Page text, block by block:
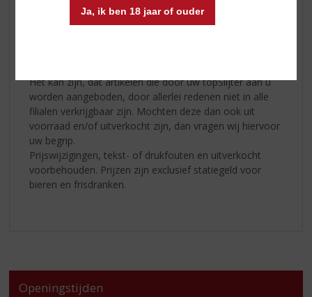
Ja, ik ben 18 jaar of ouder
internet, CD-ROM of op welke andere wijze dan ook,
zonder voorafgaande schriftelijke toestemming van de
Het kan zijn, dat artikelen die door úw topSlijter aan u
worden aangeboden, door allerlei redenen niet in alle
filialen verkrijgbaar zijn. Mochten deze dan ook uit
voorraad en/of uitverkocht zijn, dan vragen wij hiervoor
uw begrip.
Prijswijzigingen, tekst- of drukfouten en uitverkocht
voorbehouden. Prijzen zijn exclusief statiegeld voor
bieren en frisdranken.
Openingstijden